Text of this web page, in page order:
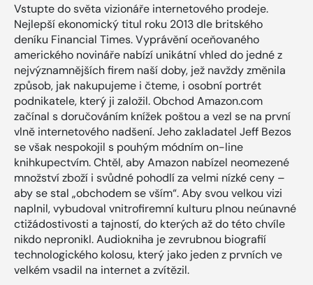
Vstupte do světa vizionáře internetového prodeje.
Nejlepší ekonomický titul roku 2013 dle britského
deníku Financial Times. Vyprávění oceňovaného
amerického novináře nabízí unikátní vhled do jedné z
nejvýznamnějších firem naší doby, jež navždy změnila
způsob, jak nakupujeme i čteme, i osobní portrét
podnikatele, který ji založil. Obchod Amazon.com
začínal s doručováním knížek poštou a vezl se na první
vlně internetového nadšení. Jeho zakladatel Jeff Bezos
se však nespokojil s pouhým módním on-line
knihkupectvím. Chtěl, aby Amazon nabízel neomezené
množství zboží i svůdné pohodlí za velmi nízké ceny –
aby se stal „obchodem se vším“. Aby svou velkou vizi
naplnil, vybudoval vnitrofiremní kulturu plnou neúnavné
ctižádostivosti a tajností, do kterých až do této chvíle
nikdo nepronikl. Audiokniha je zevrubnou biografií
technologického kolosu, který jako jeden z prvních ve
velkém vsadil na internet a zvítězil.